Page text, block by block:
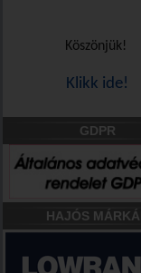
Köszönjük!
Klikk ide!
GDPR
HAJÓS